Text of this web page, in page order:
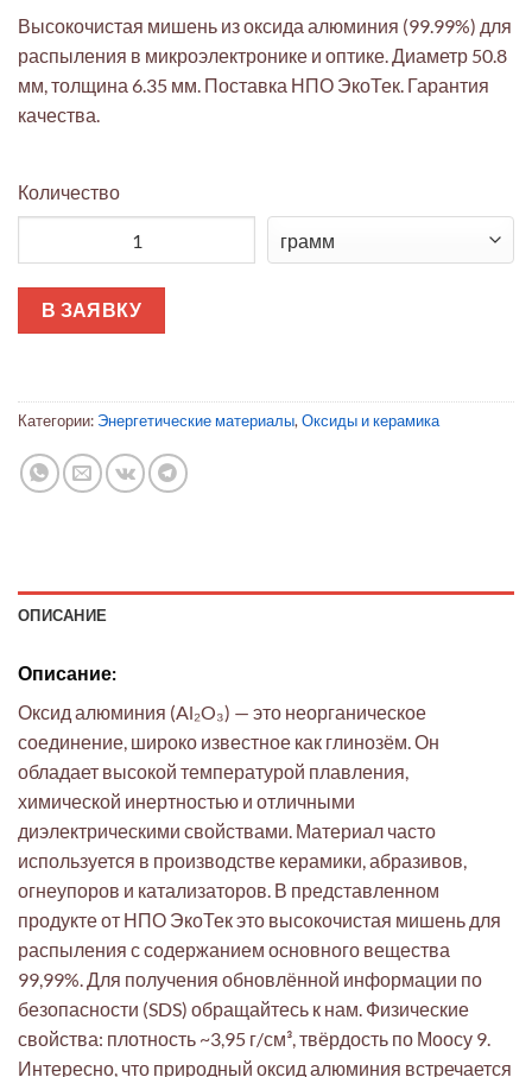
Высокочистая мишень из оксида алюминия (99.99%) для
распыления в микроэлектронике и оптике. Диаметр 50.8
мм, толщина 6.35 мм. Поставка НПО ЭкоТек. Гарантия
качества.
Количество
В ЗАЯВКУ
Категории: Энергетические материалы, Оксиды и керамика
ОПИСАНИЕ
Описание:
Оксид алюминия (Al₂O₃) — это неорганическое
соединение, широко известное как глинозём. Он
обладает высокой температурой плавления,
химической инертностью и отличными
диэлектрическими свойствами. Материал часто
используется в производстве керамики, абразивов,
огнеупоров и катализаторов. В представленном
продукте от НПО ЭкоТек это высокочистая мишень для
распыления с содержанием основного вещества
99,99%. Для получения обновлённой информации по
безопасности (SDS) обращайтесь к нам. Физические
свойства: плотность ~3,95 г/см³, твёрдость по Моосу 9.
Интересно, что природный оксид алюминия встречается